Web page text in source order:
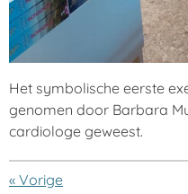
Het symbolische eerste
genomen door Barbara
cardiologe geweest.
« Vorige